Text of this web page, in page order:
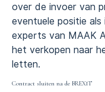
over de invoer van
eventuele positie
experts van MAAK
het verkopen naar
letten.
Contract sluiten na de BREXIT